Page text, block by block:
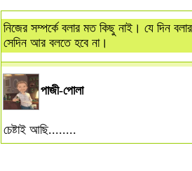
নিজের সম্পর্কে বলার মত কিছু নাই। যে দিন
সেদিন আর বলতে হবে না।
পাজী-পোলা
চেষ্টাই আছি........